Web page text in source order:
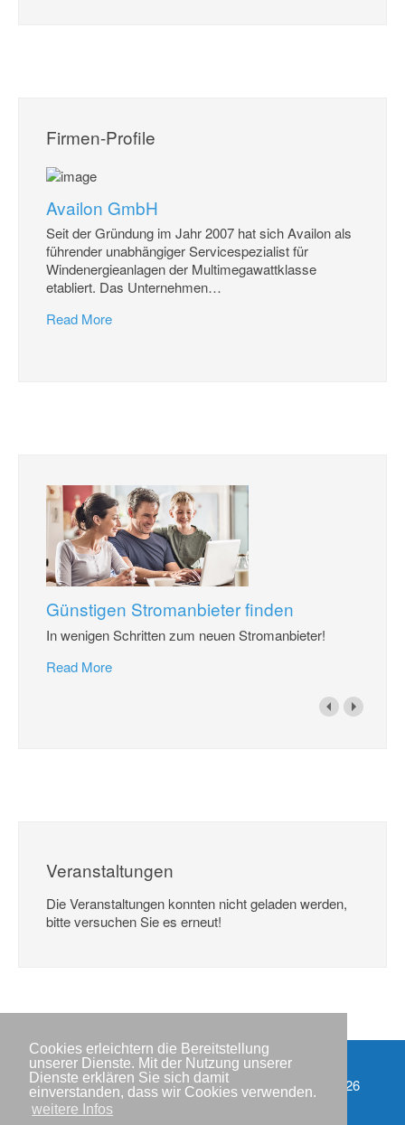
Cookies erleichtern die Bereitstellung
unserer Dienste. Mit der Nutzung unserer
Dienste erklären Sie sich damit
einverstanden, dass wir Cookies verwenden.
weitere Infos
Firmen-Profile
Availon GmbH
Seit der Gründung im Jahr 2007 hat sich Availon als
führender unabhängiger Servicespezialist für
Windenergieanlagen der Multimegawattklasse
etabliert. Das Unternehmen…
Read More
Günstigen Stromanbieter finden
In wenigen Schritten zum neuen Stromanbieter!
Read More
Veranstaltungen
Die Veranstaltungen konnten nicht geladen werden,
bitte versuchen Sie es erneut!
Impressum
Datenschutzerklärung
Copyright © IWR 2026